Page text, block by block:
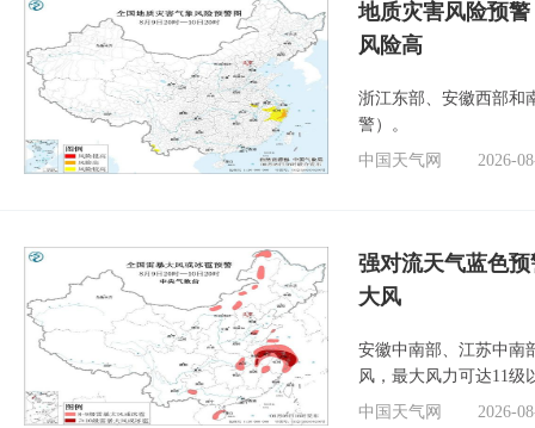
地质灾害风险预
风险高
浙江东部、安徽西部和
警）。
中国天气网
2026-
强对流天气蓝色
大风
安徽中南部、江苏中南
风，最大风力可达11级
中国天气网
2026-